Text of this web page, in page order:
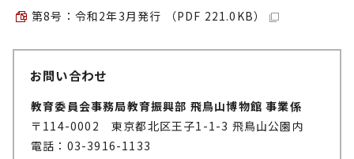
第8号：令和2年3月発行 （PDF 221.0KB）
お問い合わせ
教育委員会事務局教育振興部 飛鳥山博物館 事業係
〒114-0002 東京都北区王子1-1-3 飛鳥山公園内
電話：03-3916-1133